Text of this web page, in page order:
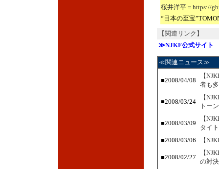
桜井洋平＝https://
“日本の至宝
【関連リンク】
≫NJKF公式サイト
≪関連ニュース≫
■2008/04/08
【
者も
■2008/03/24
【
トー
■2008/03/09
【
タイ
■2008/03/06 【
■2008/02/27
【
の対